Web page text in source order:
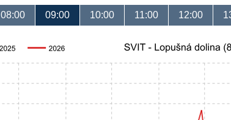
08:00 09:00 10:00 11:00 12:00